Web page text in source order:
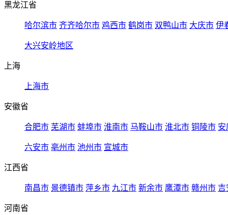
黑龙江省
哈尔滨市 齐齐哈尔市 鸡西市 鹤岗市 双鸭山市 大庆市 伊
大兴安岭地区
上海
上海市
安徽省
合肥市 芜湖市 蚌埠市 淮南市 马鞍山市 淮北市 铜陵市 安
六安市 亳州市 池州市 宣城市
江西省
南昌市 景德镇市 萍乡市 九江市 新余市 鹰潭市 赣州市 吉
河南省